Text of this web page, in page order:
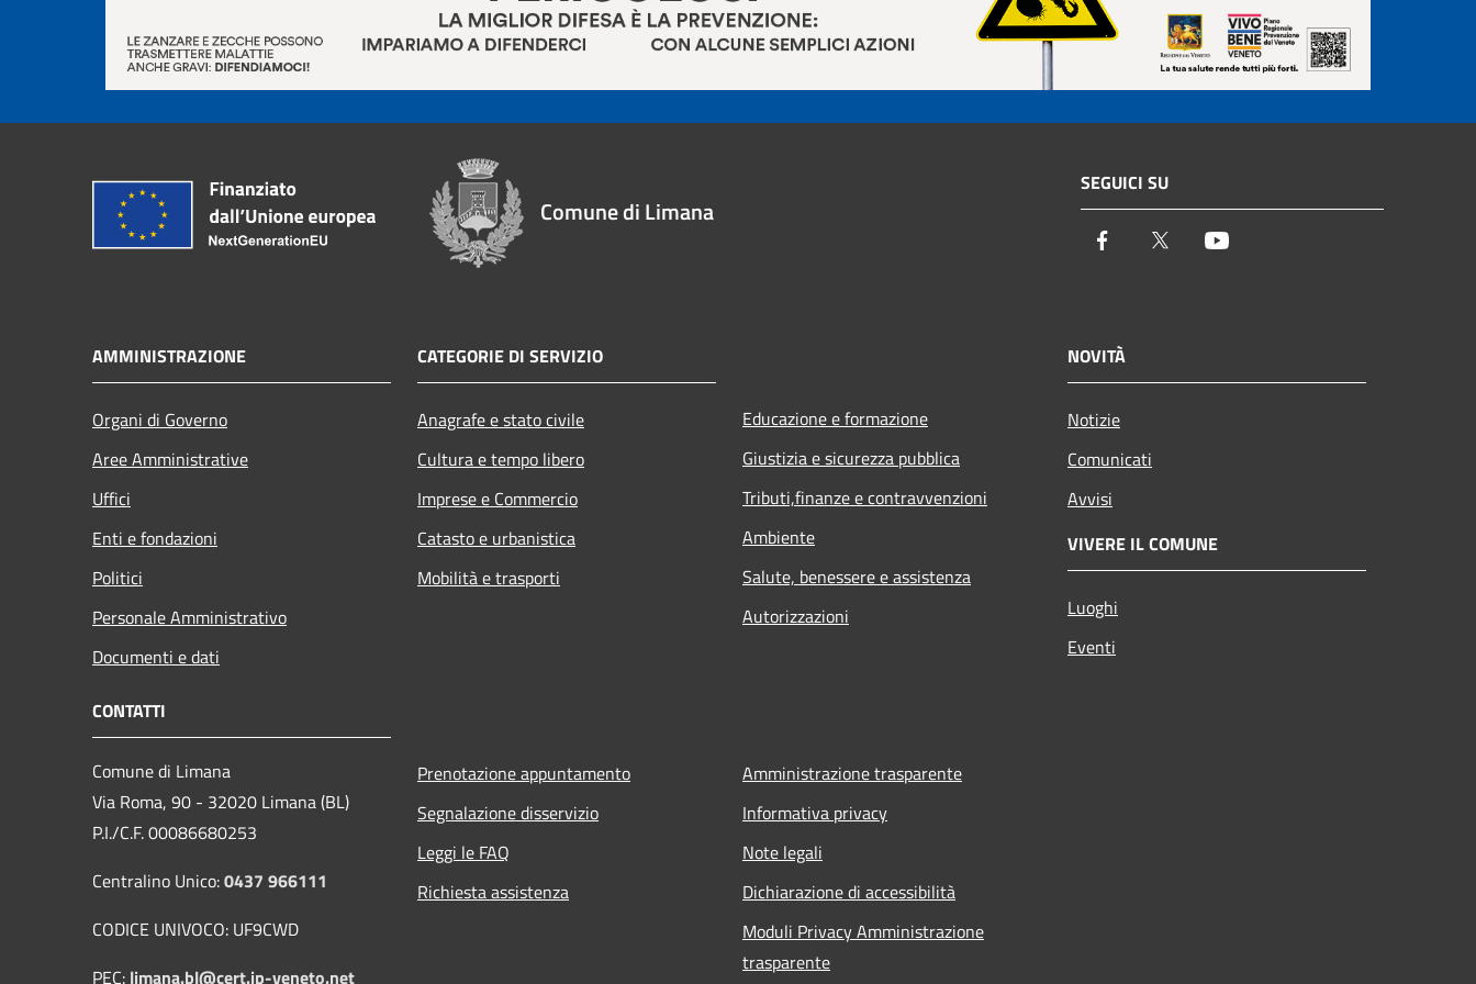
Comune di Limana
SEGUICI SU
Facebook Twitter
AMMINISTRAZIONE
Organi di Governo
Aree Amministrative
Uffici
Enti e fondazioni
Politici
Personale Amministrativo
Documenti e dati
CATEGORIE DI SERVIZIO
Anagrafe e stato civile
Cultura e tempo libero
Imprese e Commercio
Catasto e urbanistica
Mobilità e trasporti
Educazione e formazione
Giustizia e sicurezza pubblica
Tributi,finanze e contravvenzioni
Ambiente
Salute, benessere e assistenza
Autorizzazioni
NOVITÀ
Notizie
Comunicati
Avvisi
VIVERE IL COMUNE
Luoghi
Eventi
CONTATTI
Comune di Limana
Via Roma, 90 - 32020 Limana (BL)
P.I./C.F. 00086680253
Centralino Unico:0437 966111
CODICE UNIVOCO: UF9CWD
PEC: limana.bl@cert.ip-veneto.net
Prenotazione appuntamento
Segnalazione disservizio
Leggi le FAQ
Richiesta assistenza
Amministrazione trasparente
Informativa privacy
Note legali
Dichiarazione di accessibilità
Moduli Privacy Amministrazione
trasparente